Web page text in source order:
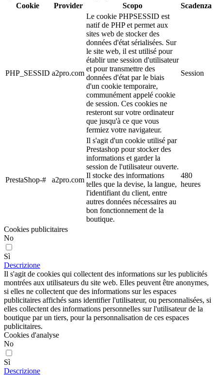
Cookie
Provider Scopo Scadenza
PHP_SESSID a2pro.com
Le cookie PHPSESSID est
natif de PHP et permet aux
sites web de stocker des
données d'état sérialisées. Sur
le site web, il est utilisé pour
établir une session d'utilisateur
et pour transmettre des
données d'état par le biais
d'un cookie temporaire,
communément appelé cookie
de session. Ces cookies ne
resteront sur votre ordinateur
que jusqu'à ce que vous
fermiez votre navigateur.
Session
PrestaShop-# a2pro.com
Il s'agit d'un cookie utilisé par
Prestashop pour stocker des
informations et garder la
session de l'utilisateur ouverte.
Il stocke des informations
telles que la devise, la langue,
l'identifiant du client, entre
autres données nécessaires au
bon fonctionnement de la
boutique.
480
heures
Cookies publicitaires
No
Sì
Descrizione
Il s'agit de cookies qui collectent des informations sur les publicités
montrées aux utilisateurs du site web. Elles peuvent être anonymes,
si elles ne collectent que des informations sur les espaces
publicitaires affichés sans identifier l'utilisateur, ou personnalisées, si
elles collectent des informations personnelles sur l'utilisateur de la
boutique par un tiers, pour la personnalisation de ces espaces
publicitaires.
Cookies d'analyse
No
Sì
Descrizione